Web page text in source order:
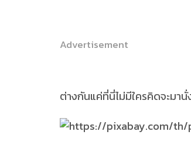
Advertisement
ต่างกันแค่ที่นี่ไม่มีใครคิดจะมา
Credit by :